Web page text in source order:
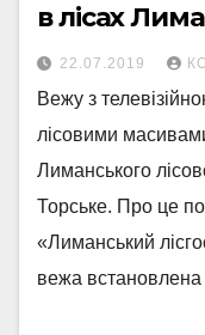
в лісах
22.07.2019
Вежу з
лісовими
Лиманського
Торське. Про це
«Лиманський
вежа